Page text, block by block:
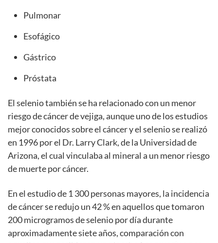
Pulmonar
Esofágico
Gástrico
Próstata
El selenio también se ha relacionado con un menor
riesgo de cáncer de vejiga, aunque uno de los estudios
mejor conocidos sobre el cáncer y el selenio se realizó
en 1996 por el Dr. Larry Clark, de la Universidad de
Arizona, el cual vinculaba al mineral a un menor riesgo
de muerte por cáncer.
En el estudio de 1 300 personas mayores, la incidencia
de cáncer se redujo un 42 % en aquellos que tomaron
200 microgramos de selenio por día durante
aproximadamente siete años, comparación con